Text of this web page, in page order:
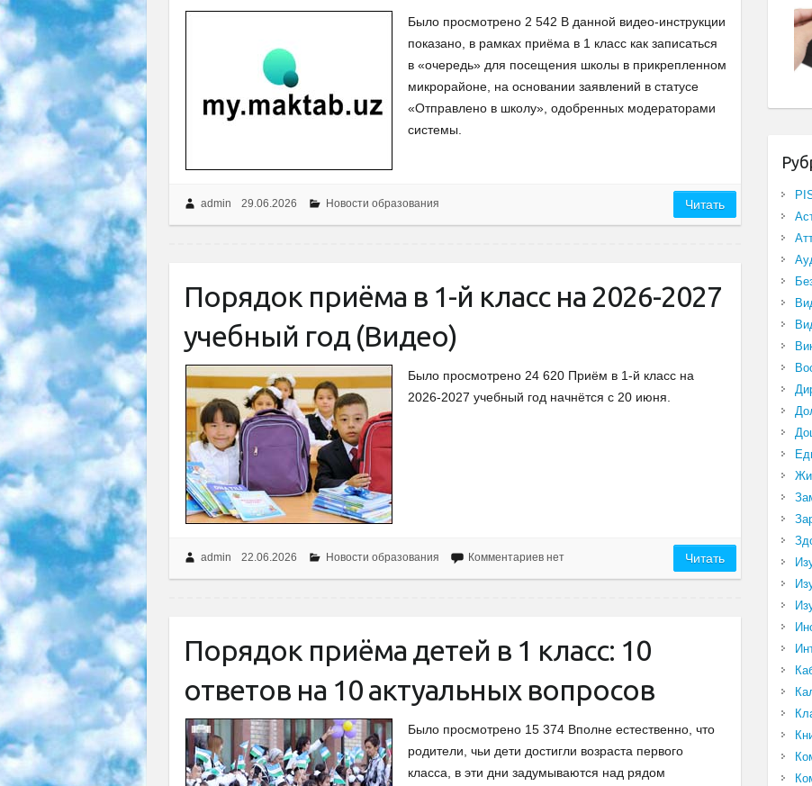
Было просмотрено 2 542 В данной видео-инструкции
показано, в рамках приёма в 1 класс как записаться
в «очередь» для посещения школы в прикрепленном
микрорайоне, на основании заявлений в статусе
«Отправлено в школу», одобренных модераторами
системы.
admin 29.06.2026 Новости образования Читать
Порядок приёма в 1-й класс на 2026-2027
учебный год (Видео)
Было просмотрено 24 620 Приём в 1-й класс на
2026-2027 учебный год начнётся с 20 июня.
admin 22.06.2026 Новости образования Комментариев нет Читать
Порядок приёма детей в 1 класс: 10
ответов на 10 актуальных вопросов
Было просмотрено 15 374 Вполне естественно, что
родители, чьи дети достигли возраста первого
класса, в эти дни задумываются над рядом